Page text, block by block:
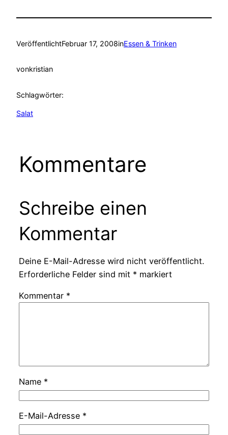
VeröffentlichtFebruar 17, 2008inEssen & Trinken
vonkristian
Schlagwörter:
Salat
Kommentare
Schreibe einen
Kommentar
Deine E-Mail-Adresse wird nicht veröffentlicht.
Erforderliche Felder sind mit * markiert
Kommentar *
Name *
E-Mail-Adresse *